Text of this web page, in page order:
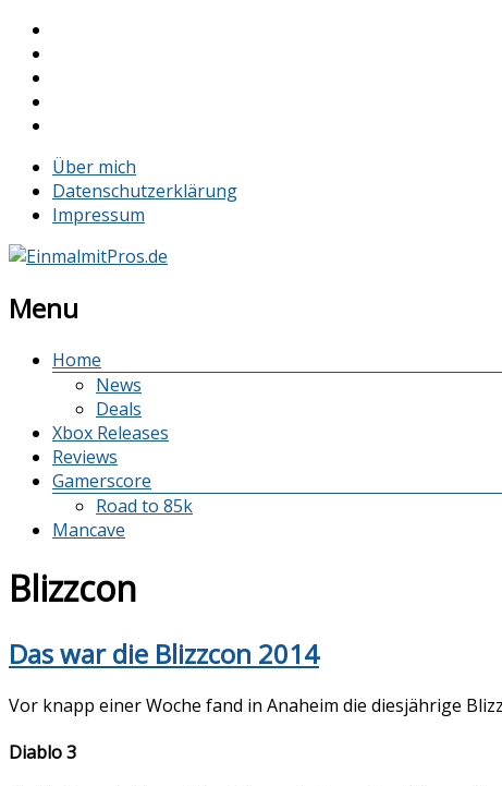
Über mich
Datenschutzerklärung
Impressum
Menu
Home
News
Deals
Xbox Releases
Reviews
Gamerscore
Road to 85k
Mancave
Blizzcon
Das war die Blizzcon 2014
Vor knapp einer Woche fand in Anaheim die diesjährige
Diablo 3